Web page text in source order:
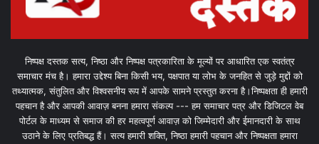
निष्पक्ष दस्तक सत्य, निष्ठा और निष्पक्ष पत्रकारिता के मूल्यों पर आधारित एक स्वतंत्र
समाचार मंच है। हमारा उद्देश्य बिना किसी भय, पक्षपात या लोभ के जनहित से जुड़े मुद्दों को
तथ्यात्मक, संतुलित और विश्वसनीय रूप में आपके सामने प्रस्तुत करना है।निष्पक्षता ही हमारी
पहचान है और आपकी आवाज़ बनना हमारा संकल्प --- हम समाचार पत्र और डिजिटल वेब
पोर्टल के माध्यम से समाज की हर महत्वपूर्ण आवाज़ को जिम्मेदारी और ईमानदारी के साथ
उठाने के लिए प्रतिबद्ध हैं। सत्य हमारी शक्ति, निष्ठा हमारी पहचान और निष्पक्षता हमारा